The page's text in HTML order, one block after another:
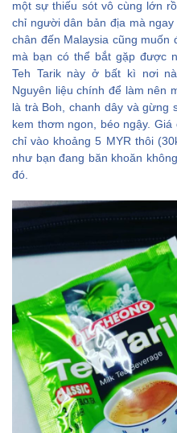
một sự thiếu sót vô cùng lớn
chỉ người dân bản địa mà
chân đến Malaysia cũng
mà bạn có thể bắt gặp được
Teh Tarik này ở bất kì nơi
Nguyên liệu chính để làm nên
là trà Boh, chanh dây và gừng
kem thơm ngon, béo ngậy.
chỉ vào khoảng 5 MYR thôi
như bạn đang băn khoăn
đó.